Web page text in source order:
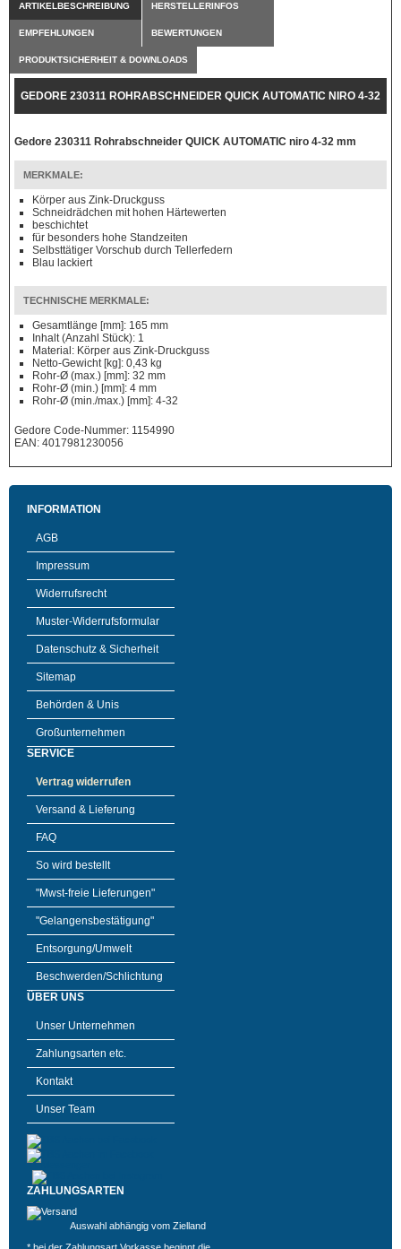
ARTIKELBESCHREIBUNG HERSTELLERINFOS
EMPFEHLUNGEN BEWERTUNGEN
PRODUKTSICHERHEIT & DOWNLOADS
GEDORE 230311 ROHRABSCHNEIDER QUICK AUTOMATIC NIRO 4-32
Gedore 230311 Rohrabschneider QUICK AUTOMATIC niro 4-32 mm
MERKMALE:
Körper aus Zink-Druckguss
Schneidrädchen mit hohen Härtewerten
beschichtet
für besonders hohe Standzeiten
Selbsttätiger Vorschub durch Tellerfedern
Blau lackiert
TECHNISCHE MERKMALE:
Gesamtlänge [mm]: 165 mm
Inhalt (Anzahl Stück): 1
Material: Körper aus Zink-Druckguss
Netto-Gewicht [kg]: 0,43 kg
Rohr-Ø (max.) [mm]: 32 mm
Rohr-Ø (min.) [mm]: 4 mm
Rohr-Ø (min./max.) [mm]: 4-32
Gedore Code-Nummer: 1154990
EAN: 4017981230056
INFORMATION
AGB
Impressum
Widerrufsrecht
Muster-Widerrufsformular
Datenschutz & Sicherheit
Sitemap
Behörden & Unis
Großunternehmen
SERVICE
Vertrag widerrufen
Versand & Lieferung
FAQ
So wird bestellt
"Mwst-freie Lieferungen"
"Gelangensbestätigung"
Entsorgung/Umwelt
Beschwerden/Schlichtung
ÜBER UNS
Unser Unternehmen
Zahlungsarten etc.
Kontakt
Unser Team
ZAHLUNGSARTEN
Auswahl abhängig vom Zielland